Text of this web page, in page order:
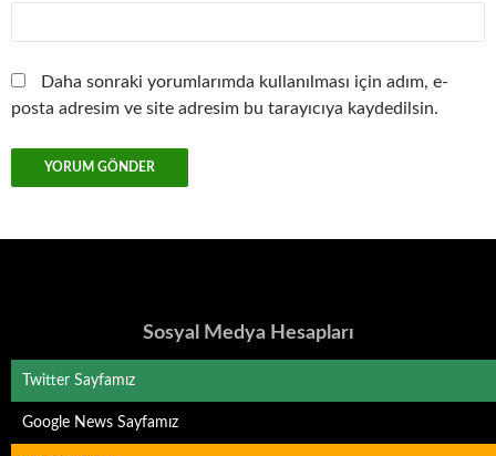
Daha sonraki yorumlarımda kullanılması için adım, e-
posta adresim ve site adresim bu tarayıcıya kaydedilsin.
Sosyal Medya Hesapları
Twitter Sayfamız
Google News Sayfamız